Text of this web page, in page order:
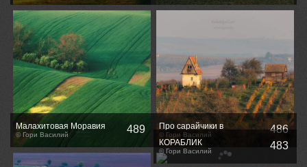
Малахитовая Моравия
© Гори Василий 489
Про сарайчики в
виноградниках...
© Гори Василий 486
КОРАБЛИК
© Гори Василий 483